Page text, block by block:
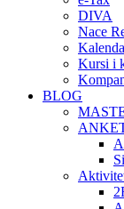
DIVA
Nace
Kursi i
BLOG